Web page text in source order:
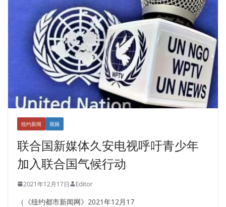
纽约新闻 视频
联合国新媒体久安电视呼吁青少年
加入联合国气候行动
2021年12月17日 Editor
（《纽约都市新闻网》2021年12月17